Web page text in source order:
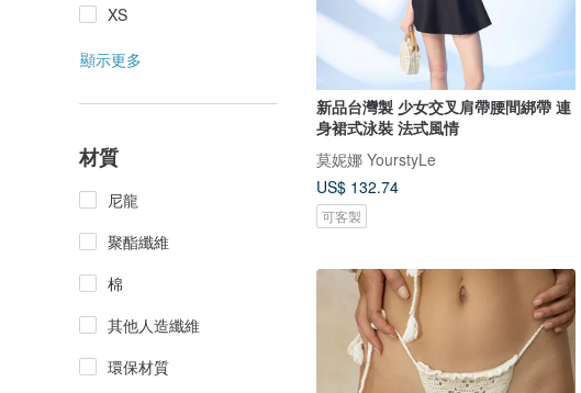
XS
顯示更多
材質
尼龍
聚酯纖維
棉
其他人造纖維
環保材質
新品台灣製 少女交叉肩帶腰間綁帶 連
身裙式泳裝 法式風情
莫妮娜 YourstyLe
US$ 132.74
可客製